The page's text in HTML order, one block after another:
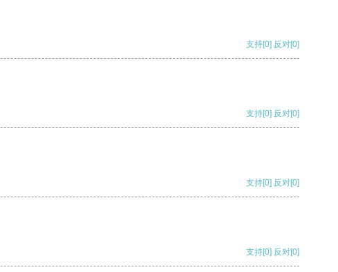
支持[0] 反对[0]
支持[0] 反对[0]
支持[0] 反对[0]
支持[0] 反对[0]